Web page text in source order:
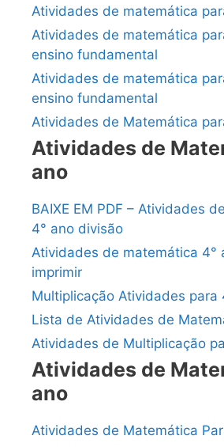
Atividades de matemática
Atividades de matemática
ensino fundamental
Atividades de matemática
ensino fundamental
Atividades de Matemática
Atividades de
ano
BAIXE EM PDF – Atividades
4° ano divisão
Atividades de matemática 4°
imprimir
Multiplicação Atividades para
Lista de Atividades de
Atividades de Multiplicação
Atividades de
ano
Atividades de Matemática